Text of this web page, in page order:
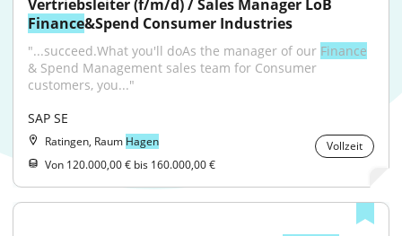
Finance&Spend Consumer Industries
"...succeed.What you'll doAs the manager of our Finance
& Spend Management sales team for Consumer
customers, you..."
SAP SE
Ratingen, Raum Hagen
Vollzeit
Von 120.000,00 € bis 160.000,00 €